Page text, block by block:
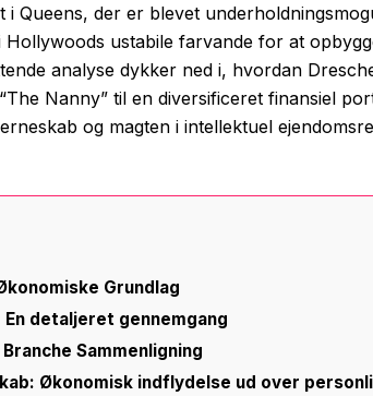
Queens, der er blevet
ustabile farvande for at
analyse dykker ned i, hvordan
Nanny” til en diversificeret finansiel
og magten i intellektuel
Grundlag
detaljeret gennemgang
Sammenligning
Økonomisk indflydelse ud over